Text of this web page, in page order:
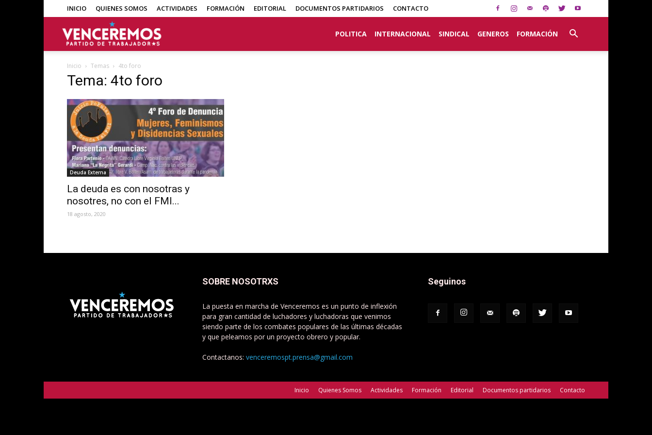
INICIO QUIENES SOMOS ACTIVIDADES FORMACIÓN EDITORIAL DOCUMENTOS PARTIDARIOS CONTACTO
POLITICA INTERNACIONAL SINDICAL GENEROS FORMACIÓN
Inicio Temas 4to foro
Tema: 4to foro
Deuda Externa
La deuda es con nosotras y
nosotres, no con el FMI...
18 agosto, 2020
SOBRE NOSOTRXS
La puesta en marcha de Venceremos es un punto de inflexión
para gran cantidad de luchadores y luchadoras que venimos
siendo parte de los combates populares de las últimas décadas
y que peleamos por un proyecto obrero y popular.
Contactanos: venceremospt.prensa@gmail.com
Seguinos
Inicio Quienes Somos Actividades Formación Editorial Documentos partidarios Contacto